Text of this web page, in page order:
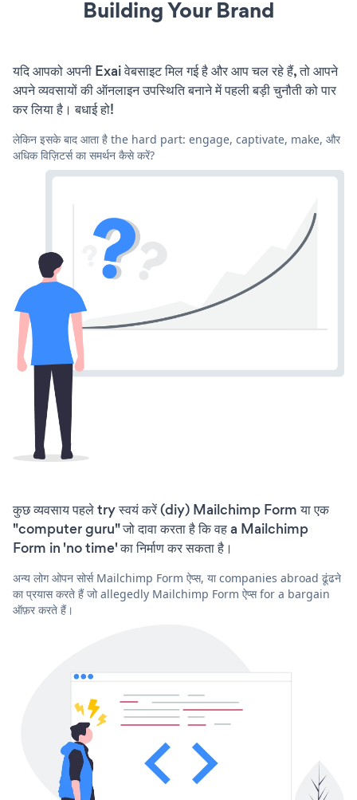
Building Your Brand
यदि आपको अपनी Exai वेबसाइट मिल गई है और आप चल रहे हैं, तो आपने
अपने व्यवसायों की ऑनलाइन उपस्थिति बनाने में पहली बड़ी चुनौती को पार
कर लिया है। बधाई हो!
लेकिन इसके बाद आता है the hard part: engage, captivate, make, और
अधिक विज़िटर्स का समर्थन कैसे करें?
कुछ व्यवसाय पहले try स्वयं करें (diy) Mailchimp Form या एक
"computer guru" जो दावा करता है कि वह a Mailchimp
Form in 'no time' का निर्माण कर सकता है।
अन्य लोग ओपन सोर्स Mailchimp Form ऐप्स, या companies abroad ढूंढने
का प्रयास करते हैं जो allegedly Mailchimp Form ऐप्स for a bargain
ऑफ़र करते हैं।